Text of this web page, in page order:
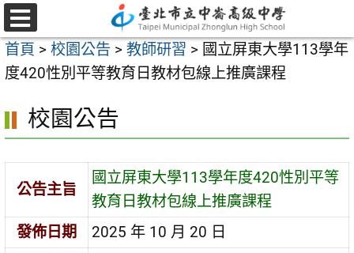
跳
至
主
要
容
選
單
首頁 > 校園公告 > 教師研習 > 國立屏東大學113學年
度420性別平等教育日教材包線上推廣課程
校園公告
公告主旨
國立屏東大學113學年度420性別平等
教育日教材包線上推廣課程
發佈日期
2025 年 10 月 20 日